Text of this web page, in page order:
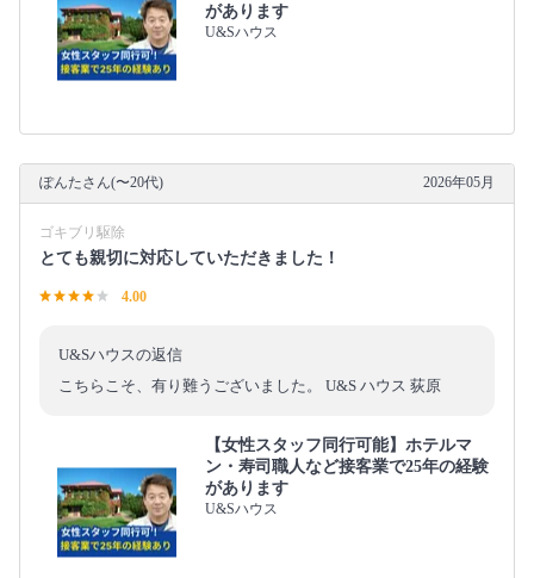
があります
U&Sハウス
ぽんたさん(〜20代) 2026年05月
ゴキブリ駆除
とても親切に対応していただきました！
4.00
U&Sハウスの返信
こちらこそ、有り難うございました。 U&S ハウス 荻原
【女性スタッフ同行可能】ホテルマ
ン・寿司職人など接客業で25年の経験
があります
U&Sハウス